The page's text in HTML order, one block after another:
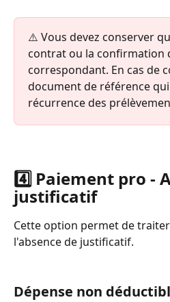
⚠️ Vous devez conserver
contrat ou la confirmation
correspondant. En cas de
document de référence
récurrence des
4️⃣ Paiement pro -
justificatif
Cette option permet de
l'absence de justificatif.
Dépense non